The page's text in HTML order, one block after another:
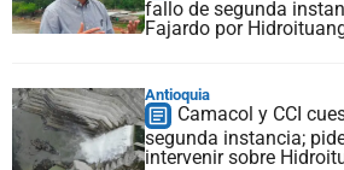
fallo de segunda
Fajardo por
Antioquia
Camacol y CCI
segunda instancia;
intervenir sobre